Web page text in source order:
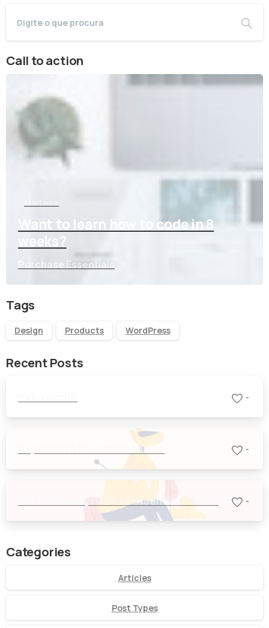
Call to action
Want to learn how to code in 8
weeks?
Purchase Essentials
Tags
Design Products WordPress
Recent Posts
-
Say Salut to Essentials theme -
It’s time to say Hello to Essentials theme -
Categories
Articles
Post Types